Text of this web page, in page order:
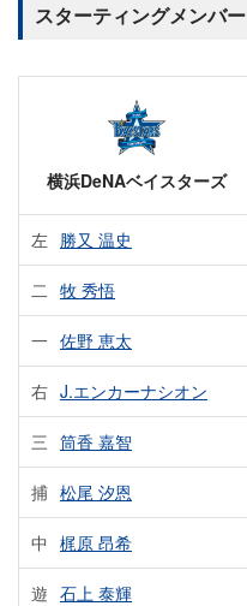
スターティングメンバー
横浜DeNAベイスターズ
左 勝又 温史
二 牧 秀悟
一 佐野 恵太
右 J.エンカーナシオン
三 筒香 嘉智
捕 松尾 汐恩
中 梶原 昂希
遊 石上 泰輝